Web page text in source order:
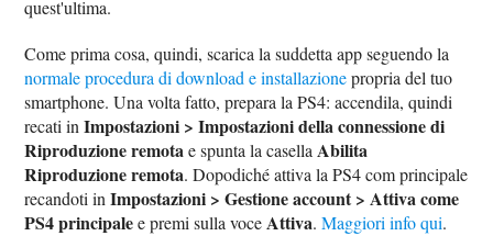
quest'ultima.
Come prima cosa, quindi, scarica la suddetta app seguendo la
normale procedura di download e installazionepropria del tuo
smartphone. Una volta fatto, prepara la PS4: accendila, quindi
recati inImpostazioni > Impostazioni della connessione di
Riproduzione remotae spunta la casella Abilita
Riproduzione remota. Dopodiché attiva la PS4 com principale
recandoti inImpostazioni > Gestione account > Attiva come
PS4 principalee premi sulla voce Attiva.Maggiori info qui.